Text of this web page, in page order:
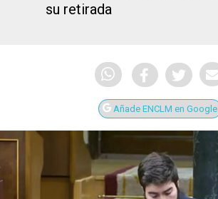
su retirada
Añade ENCLM en Google